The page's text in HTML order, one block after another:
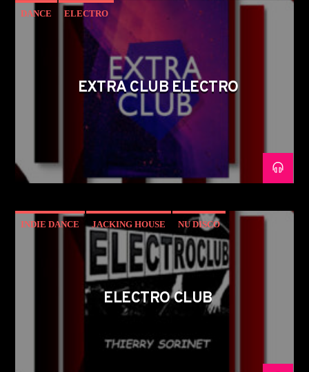
DANCE ELECTRO
EXTRA CLUB ELECTRO
INDIE DANCE JACKING HOUSE NU DISCO
ELECTRO CLUB